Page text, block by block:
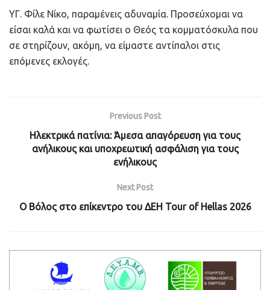
ΥΓ. Φίλε Νίκο, παραμένεις αδυναμία. Προσεύχομαι να
είσαι καλά και να φωτίσει ο Θεός τα κομματόσκυλα που
σε στηρίζουν, ακόμη, να είμαστε αντίπαλοι στις
επόμενες εκλογές.
Previous Post
Ηλεκτρικά πατίνια: Άμεσα απαγόρευση για τους
ανήλικους και υποχρεωτική ασφάλιση για τους
ενήλικους
Next Post
Ο Βόλος στο επίκεντρο του ΔΕΗ Tour of Hellas 2026